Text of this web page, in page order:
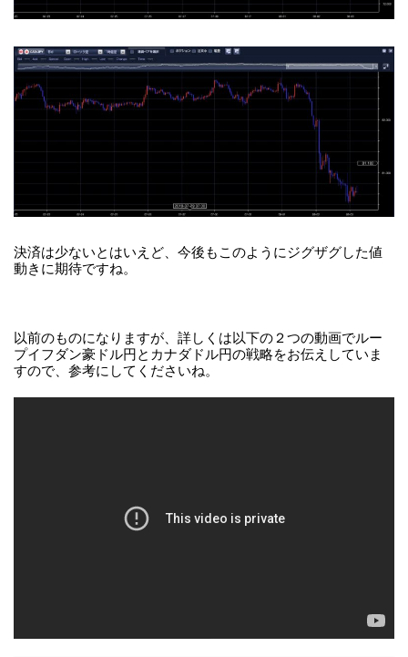
決済は少ないとはいえど、今後もこのようにジグザグした値
動きに期待ですね。
以前のものになりますが、詳しくは以下の２つの動画でルー
プイフダン豪ドル円とカナダドル円の戦略をお伝えしていま
すので、参考にしてくださいね。